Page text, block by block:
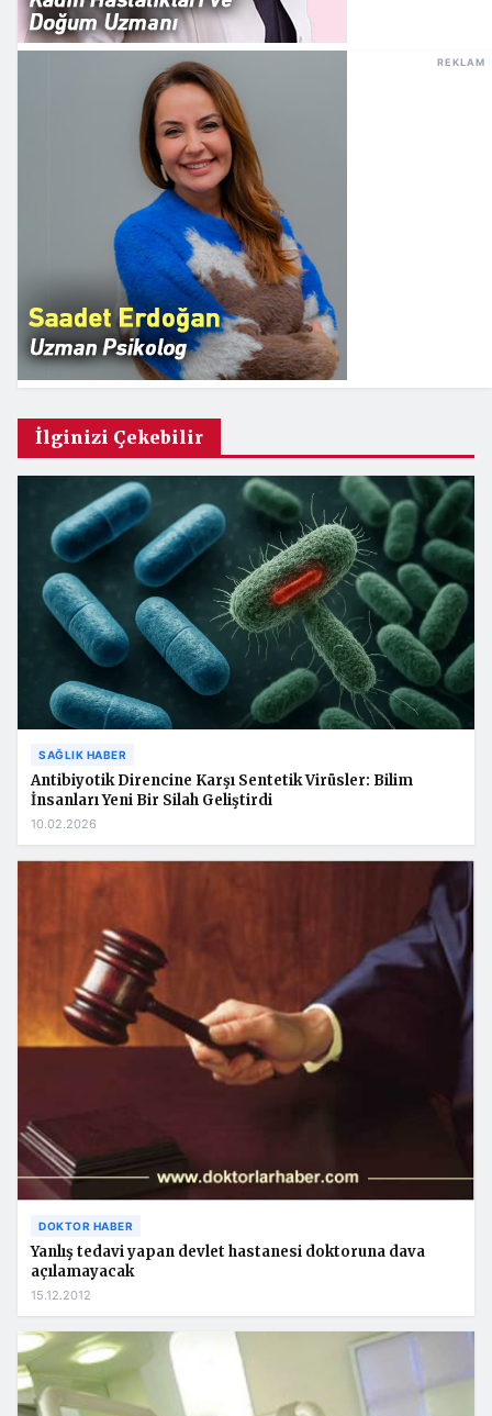
REKLAM
İlginizi Çekebilir
SAĞLIK HABER
Antibiyotik Direncine Karşı Sentetik Virüsler: Bilim
İnsanları Yeni Bir Silah Geliştirdi
10.02.2026
DOKTOR HABER
Yanlış tedavi yapan devlet hastanesi doktoruna dava
açılamayacak
15.12.2012